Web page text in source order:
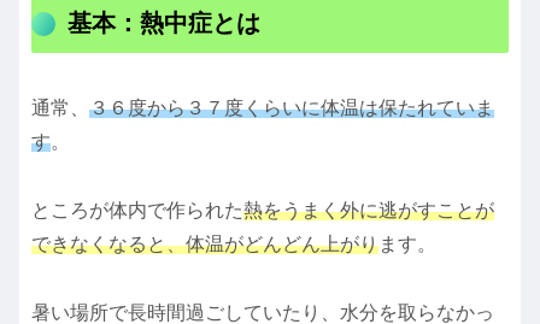
基本：熱中症とは
通常、 ３６度から３７度くらいに体温は保たれていま
す。
ところが体内で作られた熱をうまく外に逃がすことが
できなくなると、体温がどんどん上がります。
暑い場所で長時間過ごしていたり、水分を取らなかっ